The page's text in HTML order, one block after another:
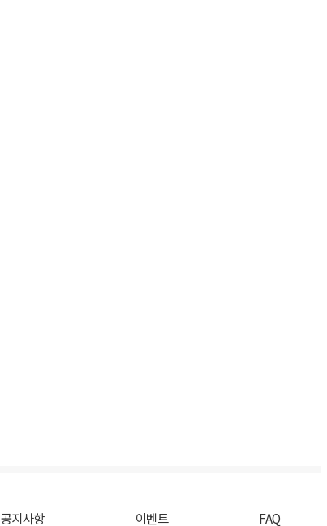
공지사항 이벤트 FAQ